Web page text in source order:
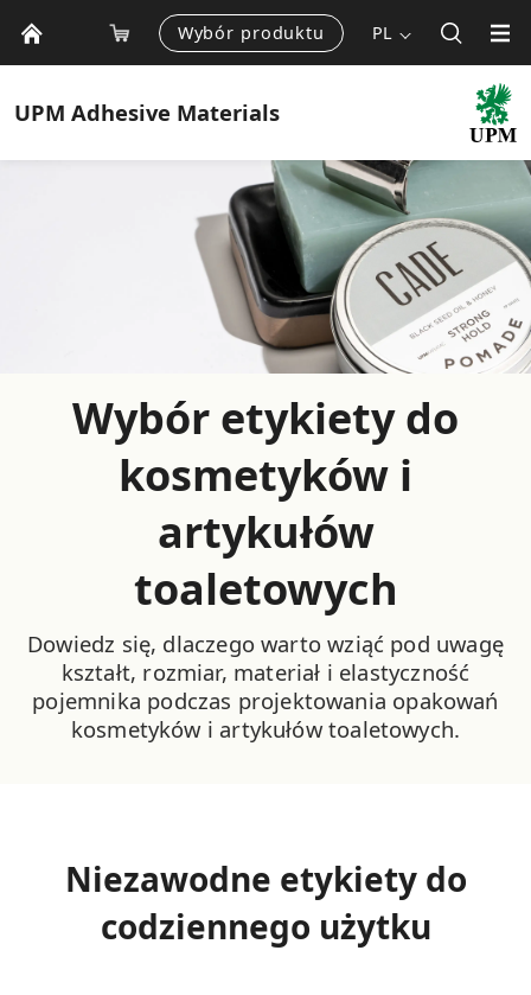
Wybór produktu PL
UPM Adhesive Materials
Wybór etykiety do
kosmetyków i
artykułów
toaletowych
Dowiedz się, dlaczego warto wziąć pod uwagę
kształt, rozmiar, materiał i elastyczność
pojemnika podczas projektowania opakowań
kosmetyków i artykułów toaletowych.
Niezawodne etykiety do
codziennego użytku